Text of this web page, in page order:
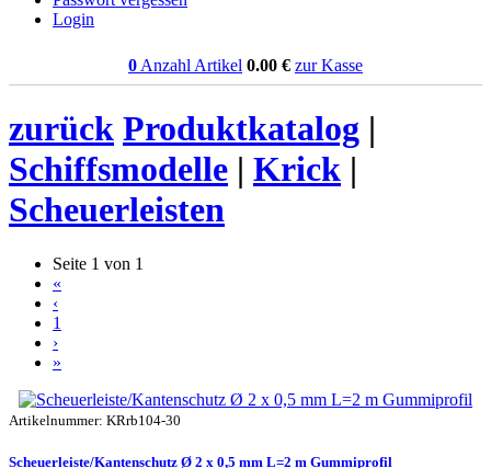
Login
0 Anzahl Artikel 0.00 € zur Kasse
zurück Produktkatalog |
Schiffsmodelle | Krick |
Scheuerleisten
Seite 1 von 1
«
‹
1
›
»
Artikelnummer: KRrb104-30
Scheuerleiste/Kantenschutz Ø 2 x 0,5 mm L=2 m Gummiprofil